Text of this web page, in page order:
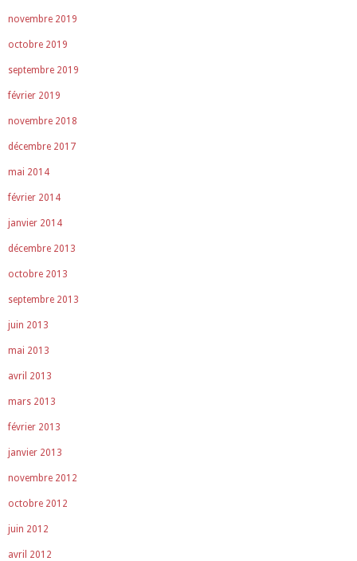
novembre 2019
octobre 2019
septembre 2019
février 2019
novembre 2018
décembre 2017
mai 2014
février 2014
janvier 2014
décembre 2013
octobre 2013
septembre 2013
juin 2013
mai 2013
avril 2013
mars 2013
février 2013
janvier 2013
novembre 2012
octobre 2012
juin 2012
avril 2012